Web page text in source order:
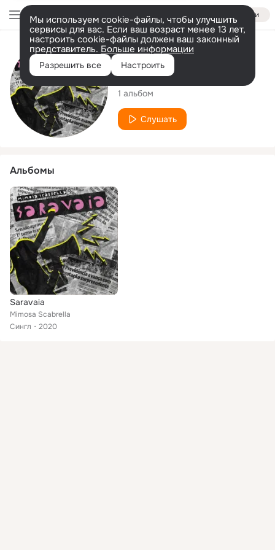
Войти
Мы используем cookie-файлы, чтобы улучшить
сервисы для вас. Если ваш возраст менее 13 лет,
настроить cookie-файлы должен ваш законный
представитель. Больше информации
Разрешить все Настроить
Исполнитель
Mimosa Scabrella
1 альбом
Слушать
Альбомы
Saravaia
Mimosa Scabrella
Сингл
2020